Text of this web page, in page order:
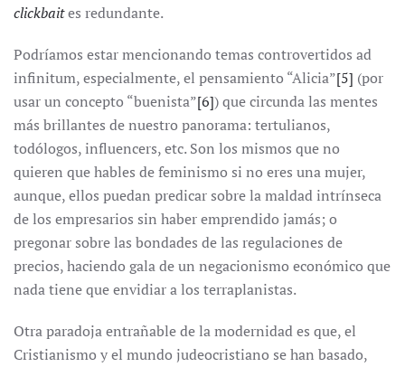
clickbaites redundante.
Podríamos estar mencionando temas controvertidos ad
infinitum, especialmente, el pensamiento “Alicia”[5] (por
usar un concepto “buenista”[6]) que circunda las mentes
más brillantes de nuestro panorama: tertulianos,
todólogos, influencers, etc. Son los mismos que no
quieren que hables de feminismo si no eres una mujer,
aunque, ellos puedan predicar sobre la maldad intrínseca
de los empresarios sin haber emprendido jamás; o
pregonar sobre las bondades de las regulaciones de
precios, haciendo gala de un negacionismo económico que
nada tiene que envidiar a los terraplanistas.
Otra paradoja entrañable de la modernidad es que, el
Cristianismo y el mundo judeocristiano se han basado,